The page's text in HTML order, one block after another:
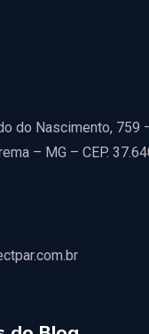
do Nascimento, 759
– MG – CEP.